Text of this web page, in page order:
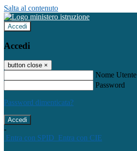
Salta al contenuto
Accedi
Accedi
button close ×
Nome Utente
Password
Password dimenticata?
-
Entra con SPID Entra con CIE